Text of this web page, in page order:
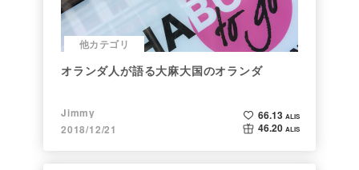
他カテゴリ
オランダ人が語る大麻大国のオランダ
Jimmy
2018/12/21
66.13 ALIS
46.20 ALIS